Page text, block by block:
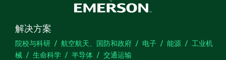
解决方案
院校与科研 航空航天、国防和政府 电子 能源
工业机
械
生命科学 半导体 交通运输